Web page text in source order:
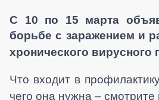
С 10 по 15 марта
борьбе с заражением и
хронического вирусного
Что входит в
чего она нужна – смотрите